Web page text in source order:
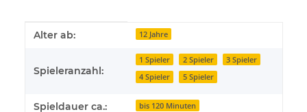
Produkteigenschaft
Wert
Alter ab: 12 Jahre
Spieleranzahl:
1 Spieler 2 Spieler
3 Spieler
4 Spieler
5 Spieler
Spieldauer ca.: bis 120 Minuten